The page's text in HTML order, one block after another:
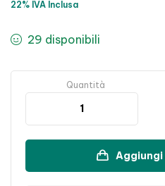
22% IVA Inclusa
29 disponibili
Quantità
Aggiungi